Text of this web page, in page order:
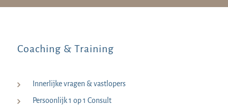
Coaching & Training
Innerlijke vragen & vastlopers
Persoonlijk 1 op 1 Consult